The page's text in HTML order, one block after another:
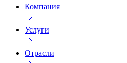
Компания
Услуги
Отрасли